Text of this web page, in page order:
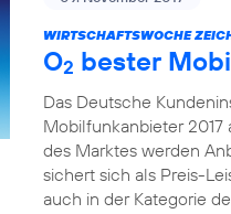
WIRTSCHAFTSWOCHE
O2 bester
Das Deutsche
Mobilfunkanbieter 2017
des Marktes werden
sichert sich als Preis-
auch in der Kategorie